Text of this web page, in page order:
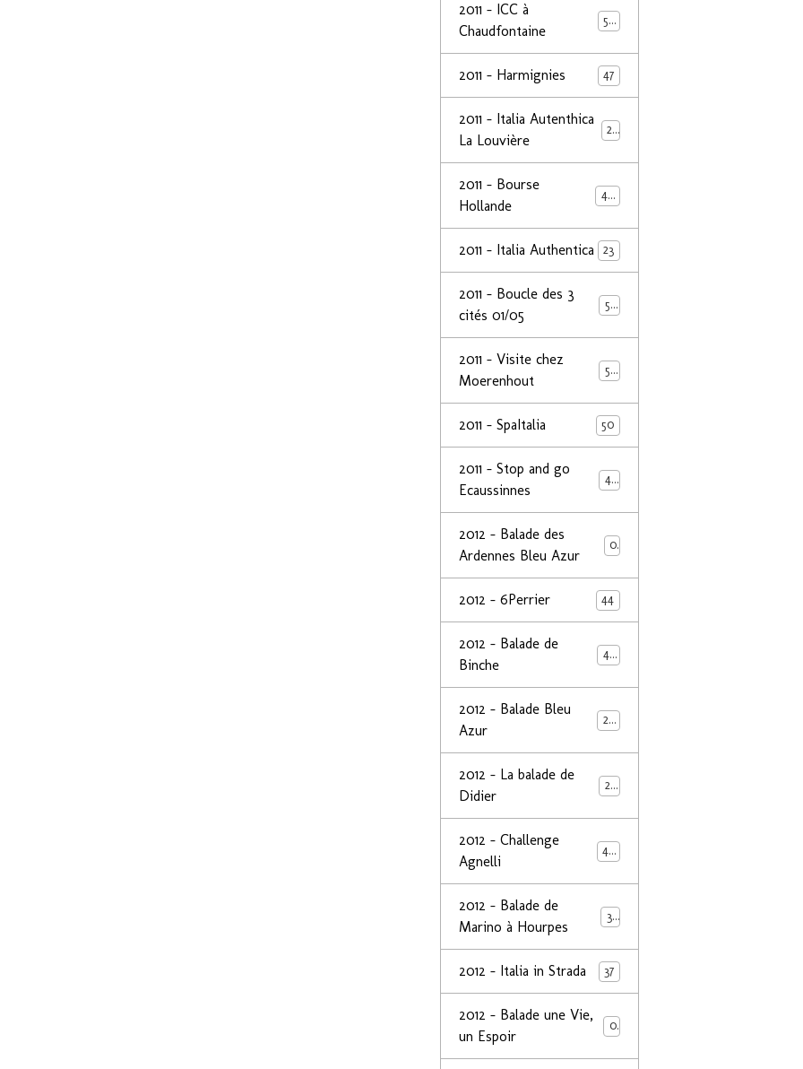
2011 - ICC à
Chaudfontaine
50
2011 - Harmignies 47
2011 - Italia Autenthica
La Louvière
23
2011 - Bourse
Hollande
40
2011 - Italia Authentica 23
2011 - Boucle des 3
cités 01/05
50
2011 - Visite chez
Moerenhout
50
2011 - SpaItalia 50
2011 - Stop and go
Ecaussinnes
44
2012 - Balade des
Ardennes Bleu Azur
0
2012 - 6Perrier 44
2012 - Balade de
Binche
48
2012 - Balade Bleu
Azur
26
2012 - La balade de
Didier
25
2012 - Challenge
Agnelli
44
2012 - Balade de
Marino à Hourpes
39
2012 - Italia in Strada 37
2012 - Balade une Vie,
un Espoir
0